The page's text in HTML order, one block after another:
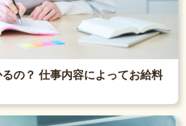
の？ 仕事内容によってお給料